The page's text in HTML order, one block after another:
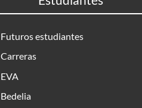
Futuros estudiantes
Carreras
EVA
Bedelia